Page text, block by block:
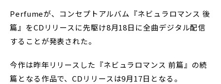
Perfumeが、コンセプトアルバム『ネビュラロマンス 後
篇』をCDリリースに先駆け8月18日に全曲デジタル配信
することが発表された。
今作は昨年リリースした『ネビュラロマンス 前篇』の続
篇となる作品で、CDリリースは9月17日となる。